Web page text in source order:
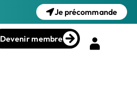
Je précommande
Devenir membre